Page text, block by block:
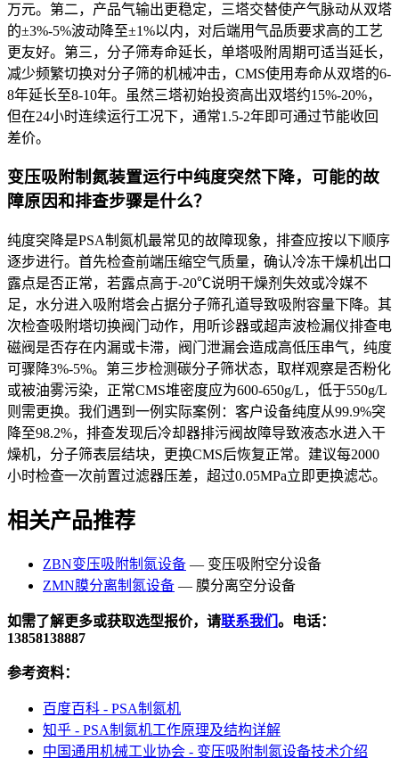
万元。第二，产品气输出更稳定，三塔交替使产气脉动从双塔
的±3%-5%波动降至±1%以内，对后端用气品质要求高的工艺
更友好。第三，分子筛寿命延长，单塔吸附周期可适当延长，
减少频繁切换对分子筛的机械冲击，CMS使用寿命从双塔的6-
8年延长至8-10年。虽然三塔初始投资高出双塔约15%-20%，
但在24小时连续运行工况下，通常1.5-2年即可通过节能收回
差价。
变压吸附制氮装置运行中纯度突然下降，可能的故
障原因和排查步骤是什么？
纯度突降是PSA制氮机最常见的故障现象，排查应按以下顺序
逐步进行。首先检查前端压缩空气质量，确认冷冻干燥机出口
露点是否正常，若露点高于-20℃说明干燥剂失效或冷媒不
足，水分进入吸附塔会占据分子筛孔道导致吸附容量下降。其
次检查吸附塔切换阀门动作，用听诊器或超声波检漏仪排查电
磁阀是否存在内漏或卡滞，阀门泄漏会造成高低压串气，纯度
可骤降3%-5%。第三步检测碳分子筛状态，取样观察是否粉化
或被油雾污染，正常CMS堆密度应为600-650g/L，低于550g/L
则需更换。我们遇到一例实际案例：客户设备纯度从99.9%突
降至98.2%，排查发现后冷却器排污阀故障导致液态水进入干
燥机，分子筛表层结块，更换CMS后恢复正常。建议每2000
小时检查一次前置过滤器压差，超过0.05MPa立即更换滤芯。
相关产品推荐
ZBN变压吸附制氮设备 — 变压吸附空分设备
ZMN膜分离制氮设备 — 膜分离空分设备
如需了解更多或获取选型报价，请联系我们 。电话：
13858138887
参考资料：
百度百科 - PSA制氮机
知乎 - PSA制氮机工作原理及结构详解
中国通用机械工业协会 - 变压吸附制氮设备技术介绍